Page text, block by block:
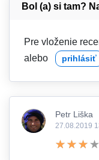
Bol (a) si tam?
Pre vloženie
alebo prihlásiť
Petr Liška
27.08.2019